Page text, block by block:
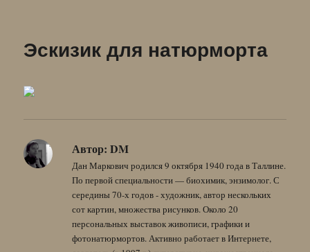
Эскизик для натюрморта
Автор: DM
Дан Маркович родился 9 октября 1940 года в Таллине.
По первой специальности — биохимик, энзимолог. С
середины 70-х годов - художник, автор нескольких
сот картин, множества рисунков. Около 20
персональных выставок живописи, графики и
фотонатюрмортов. Активно работает в Интернете,